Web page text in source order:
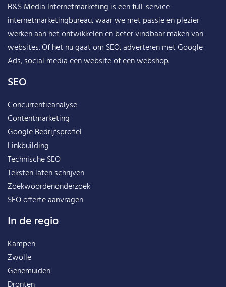
B&S Media Internetmarketing is een full-service
internetmarketingbureau, waar we met passie en plezier
werken aan het ontwikkelen en beter vindbaar maken van
websites. Of het nu gaat om SEO, adverteren met Google
Ads, social media een website of een webshop.
SEO
Concurrentieanalyse
Contentmarketing
Google Bedrijfsprofiel
Linkbuilding
Technische SEO
Teksten laten schrijven
Zoekwoordenonderzoek
SEO offerte aanvragen
In de regio
Kampen
Zwolle
Genemuiden